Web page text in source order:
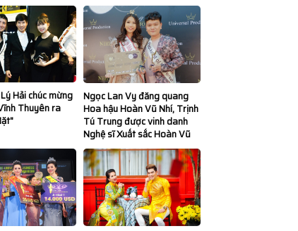
Hải chúc mừng
Thuyên ra
Ngọc Lan Vy đăng quang
Hoa hậu Hoàn Vũ Nhí, Trịnh
Tú Trung được vinh danh
Nghệ sĩ Xuất sắc Hoàn Vũ